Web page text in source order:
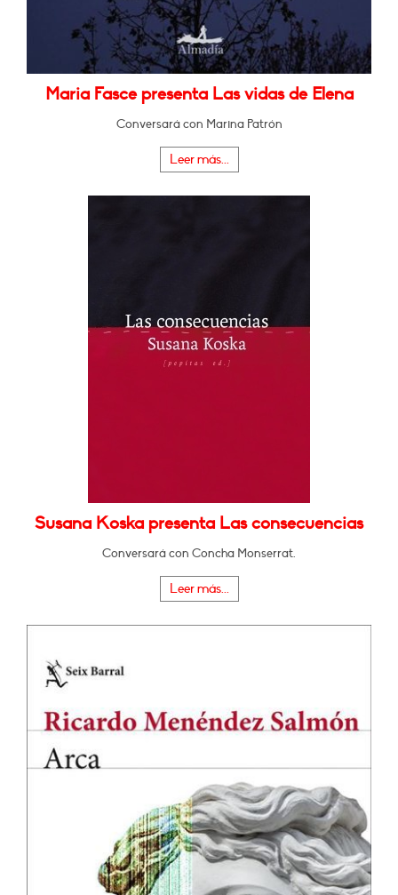
Maria Fasce presenta Las vidas de Elena
Conversará con Marina Patrón
Leer más...
Susana Koska presenta Las consecuencias
Conversará con Concha Monserrat.
Leer más...